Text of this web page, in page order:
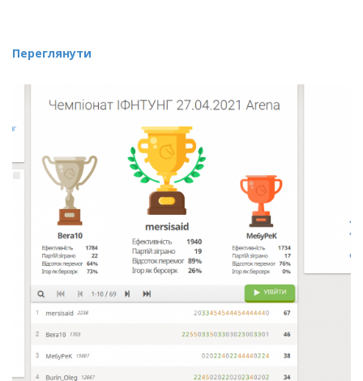
Переглянути